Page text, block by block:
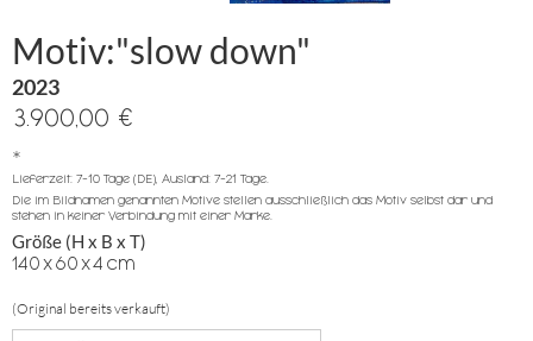
Motiv:"slow down"
2023
3.900,00 €
*
Lieferzeit: 7-10 Tage (DE), Ausland: 7-21 Tage.
Die im Bildnamen genannten Motive stellen ausschließlich das Motiv selbst dar und
stehen in keiner Verbindung mit einer Marke.
Größe (H x B x T)
140x60x4 cm
(Original bereits verkauft)